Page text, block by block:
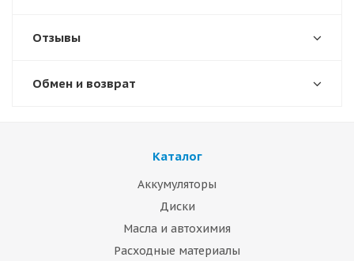
Отзывы
Обмен и возврат
Каталог
Аккумуляторы
Диски
Масла и автохимия
Расходные материалы